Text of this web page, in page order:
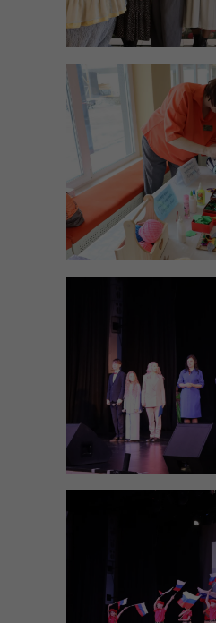
-- Байкальская звезда
-- Видеосюжеты
#ПодвигЖенщинПобеды
Профи в деле
-- Призвание - служить
---- Семейная династия
---- Давайте
---- Мастер своего
когда
отношением
-- «Из будней органов
-- «Защита
подопечных в суде»
Национальные
-- Резолюция Первого
-- Национальный